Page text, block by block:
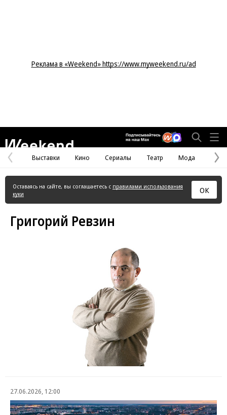
Реклама в «Weekend» https://www.myweekend.ru/ad
Предыдущая
страница
Выставки Кино Сериалы Театр Мода
Оставаясь на сайте, вы соглашаетесь с правилами использования
куки
ОК
Григорий Ревзин
27.06.2026, 12:00